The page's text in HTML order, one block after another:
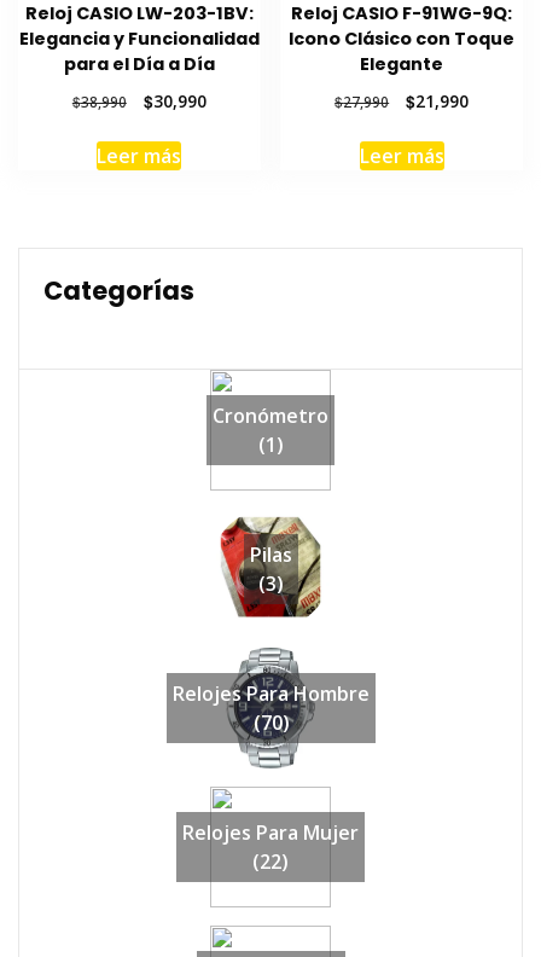
Reloj CASIO LW-203-1BV:
Elegancia y Funcionalidad
para el Día a Día
$38,990
original
era:
$30,990El
Leer más
Reloj CASIO F-91WG-9Q:
Icono Clásico con Toque
Elegante
$27,990
El
original
era:
$21,990El
Leer más
Categorías
Cronómetro
(1)
Pilas
(3)
Relojes Para Hombre
(70)
Relojes Para Mujer
(22)